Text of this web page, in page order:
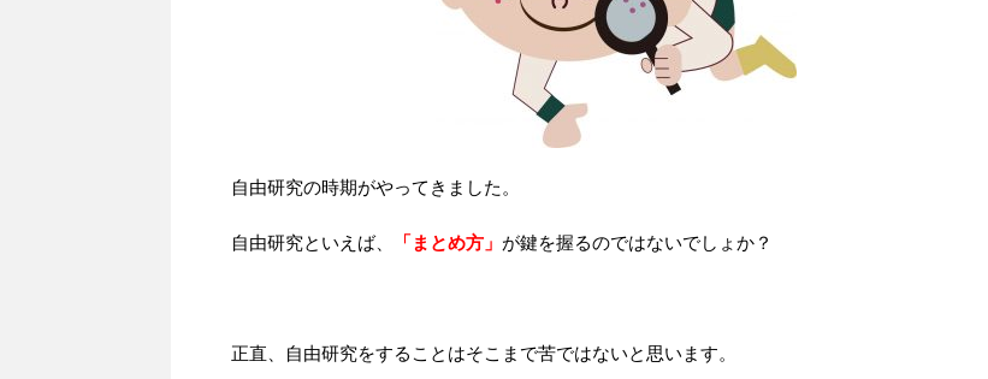
自由研究の時期がやってきました。
自由研究といえば、 「まとめ方」 が鍵を握るのではないでしょか？
正直、自由研究をすることはそこまで苦ではないと思います。